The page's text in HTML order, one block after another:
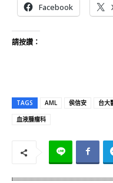
Facebook
請按讚：
TAGS AML 侯信安 台大
血液腫瘤科